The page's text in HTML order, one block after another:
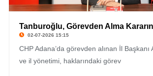
Tanburoğlu, Görevden Alma
02-07-2026 15:15
CHP Adana’da görevden alınan İl Başkanı
ve il yönetimi, haklarındaki görev